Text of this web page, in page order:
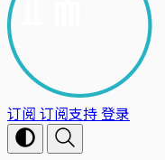
订阅 订阅支持登录